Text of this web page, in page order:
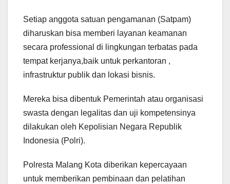
Setiap anggota satuan pengamanan (Satpam)
diharuskan bisa memberi layanan keamanan
secara professional di lingkungan terbatas pada
tempat kerjanya,baik untuk perkantoran ,
infrastruktur publik dan lokasi bisnis.
Mereka bisa dibentuk Pemerintah atau organisasi
swasta dengan legalitas dan uji kompetensinya
dilakukan oleh Kepolisian Negara Republik
Indonesia (Polri).
Polresta Malang Kota diberikan kepercayaan
untuk memberikan pembinaan dan pelatihan